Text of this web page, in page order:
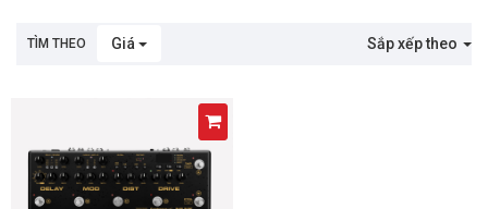
TÌM THEO Giá Sắp xếp theo